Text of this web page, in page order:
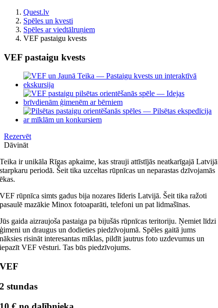
Quest.lv
Spēles un kvesti
Spēles ar viedtālruņiem
VEF pastaigu kvests
VEF pastaigu kvests
View
Larger
Image
Rezervēt
Dāvināt
Teika ir unikāla Rīgas apkaime, kas strauji attīstījās neatkarīgajā Latvijā
starpkaru periodā. Šeit tika uzceltas rūpnīcas un neparastas dzīvojamās
ēkas.
VEF rūpnīca simts gadus bija nozares līderis Latvijā. Šeit tika ražoti
pasaulē mazākie Minox fotoaparāti, telefoni un pat lidmašīnas.
Jūs gaida aizraujoša pastaiga pa bijušās rūpnīcas teritoriju. Ņemiet līdzi
ģimeni un draugus un dodieties piedzīvojumā. Spēles gaitā jums
nāksies risināt interesantas mīklas, pildīt jautrus foto uzdevumus un
iepazīt VEF vēsturi. Tas būs piedzīvojums.
VEF
2 stundas